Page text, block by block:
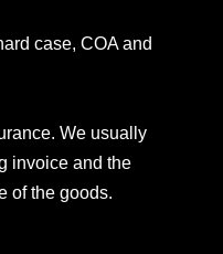
case, COA and
We usually
invoice and the
of the goods.